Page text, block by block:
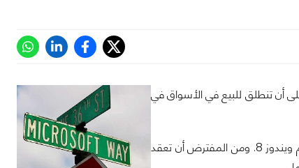
سوف تكتمل في هذا الصيف على أن تنطلق للبيع في الأسواق في
كما ذكرت المصادر أيضا أن هناك خمس أجهزة فقط بمعمارية ARM سوف تكون جاهزة لدعم ويندوز 8. ومن المفترض أن تعقد